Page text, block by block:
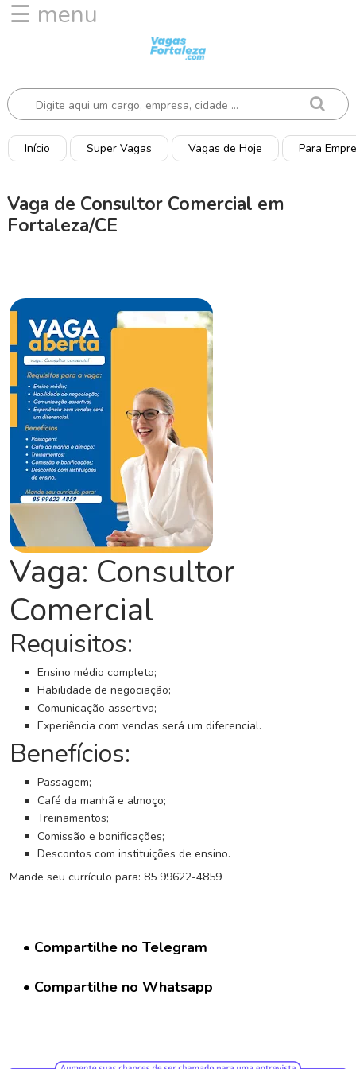
☰ menu
í
c
i
o
a
g
a
H
o
j
e
C
o
n
c
u
r
s
o
N
o
t
í
i
a
s
G
r
u
p
o
W
h
a
t
s
a
C
d
Início Super Vagas Vagas de Hoje Para
Vaga de Consultor Comercial em
Fortaleza/CE
Vaga: Consultor
Comercial
Requisitos:
Ensino médio completo;
Habilidade de negociação;
Comunicação assertiva;
Experiência com vendas será um diferencial.
Benefícios:
Passagem;
Café da manhã e almoço;
Treinamentos;
Comissão e bonificações;
Descontos com instituições de ensino.
Mande seu currículo para: 85 99622-4859
• Compartilhe no Telegram
• Compartilhe no Whatsapp